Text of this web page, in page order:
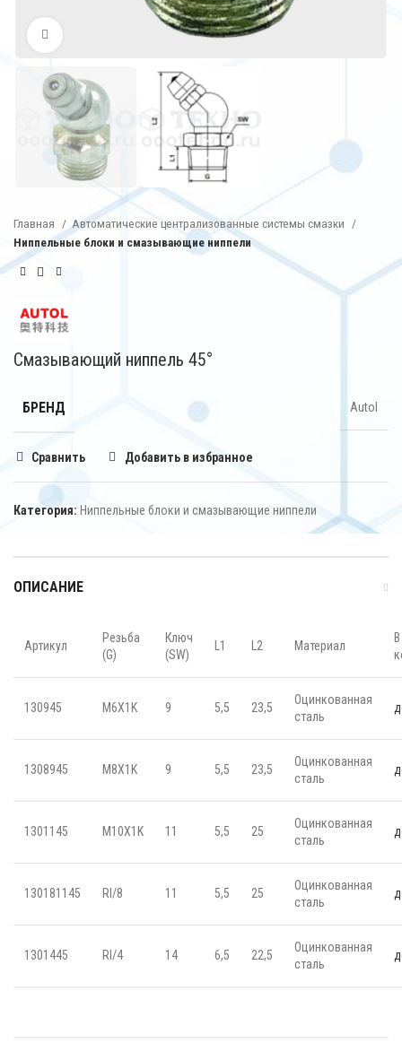
Нажмите, чтобы увеличить
Главная
Автоматические централизованные системы смазки
Ниппельные блоки и смазывающие ниппели
Смазывающий ниппель 45°
БРЕНД Autol
Сравнить Добавить в избранное
Категория: Ниппельные блоки и смазывающие ниппели
ОПИСАНИЕ
Артикул
Резьба
(G)
Ключ
(SW)
L1 L2 Материал
В
130945 M6X1K 9 5,5 23,5
Оцинкованная
сталь
1308945 M8X1K 9 5,5 23,5
Оцинкованная
сталь
1301145 M10X1K 11 5,5 25
Оцинкованная
сталь
130181145 Rl/8 11 5,5 25
Оцинкованная
сталь
1301445 Rl/4 14 6,5 22,5
Оцинкованная
сталь